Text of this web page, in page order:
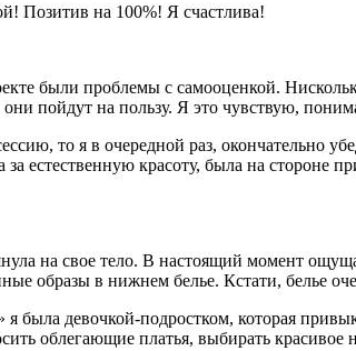
Позитив на 100%! Я счастлива!
были проблемы с самооценкой.
пойдут на пользу. Я это чувствую,
то я в очередной раз, окончательно
за естественную красоту, была на
на свое тело. В настоящий момент
образы в нижнем белье. Кстати, белье
была девочкой-подростком, которая
облегающие платья, выбирать красивое